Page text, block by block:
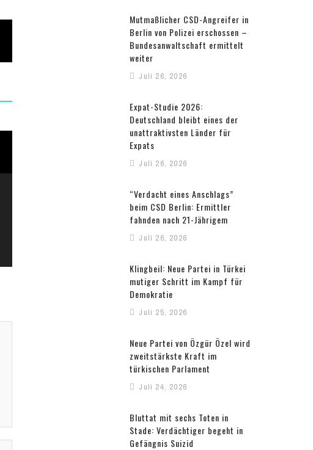
Mutmaßlicher CSD-Angreifer in
Berlin von Polizei erschossen –
Bundesanwaltschaft ermittelt
weiter
Juli 26, 2026
Expat-Studie 2026:
Deutschland bleibt eines der
unattraktivsten Länder für
Expats
Juli 26, 2026
“Verdacht eines Anschlags”
beim CSD Berlin: Ermittler
fahnden nach 21-Jährigem
Juli 26, 2026
Klingbeil: Neue Partei in Türkei
mutiger Schritt im Kampf für
Demokratie
Juli 25, 2026
Neue Partei von Özgür Özel wird
zweitstärkste Kraft im
türkischen Parlament
Juli 24, 2026
Bluttat mit sechs Toten in
Stade: Verdächtiger begeht in
Gefängnis Suizid